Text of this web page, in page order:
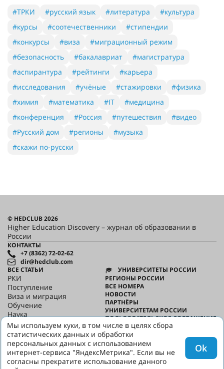
#ТРКИ #русский язык #литература
#культура
#курсы
#соотечественники
#стипендии
#конкурсы
#виза
#миграционный режим
#безопасность
#бакалавриат
#магистратура
#аспирантура
#рейтинги
#карьера
#исследования
#учёные #стажировки
#физика
#химия
#математика #IT
#медицина
#конференция
#Россия #путешествия
#видео
#Русский дом
#регионы
#музыка
#скажи по-русски
© HEDCLUB 2026
Higher Education Discovery – журнал об образовании в
России
КОНТАКТЫ
+7 (8362) 72-02-62
dir@hedclub.com
ВСЕ СТАТЬИ
РКИ
Поступление
Виза и миграция
Обучение
Наука
HED_people
Русский дом
Регионы
Культура
Скажи по-русски
УНИВЕРСИТЕТЫ РОССИИ
РЕГИОНЫ РОССИИ
ВСЕ НОМЕРА
НОВОСТИ
ПАРТНЁРЫ
УНИВЕРСИТЕТАМ РОССИИ
ПОЛЬЗОВАТЕЛЬСКОЕ СОГЛАШЕНИЕ
КОНФИДЕНЦИАЛЬНОСТЬ
О HED
Мы используем куки, в том числе в целях сбора
статистических данных и обработки
персональных данных с использованием
интернет-сервиса "ЯндексМетрика". Если вы не
согласны прекратите использование данного
Ok